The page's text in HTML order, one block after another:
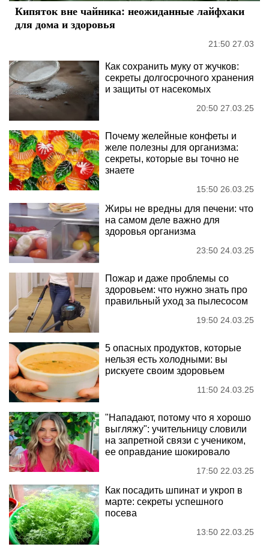
Кипяток вне чайника: неожиданные лайфхаки
для дома и здоровья
21:50 27.03
Как сохранить муку от жучков:
секреты долгосрочного хранения
и защиты от насекомых
20:50 27.03.25
Почему желейные конфеты и
желе полезны для организма:
секреты, которые вы точно не
знаете
15:50 26.03.25
Жиры не вредны для печени: что
на самом деле важно для
здоровья организма
23:50 24.03.25
Пожар и даже проблемы со
здоровьем: что нужно знать про
правильный уход за пылесосом
19:50 24.03.25
5 опасных продуктов, которые
нельзя есть холодными: вы
рискуете своим здоровьем
11:50 24.03.25
"Нападают, потому что я хорошо
выгляжу": учительницу словили
на запретной связи с учеником,
ее оправдание шокировало
17:50 22.03.25
Как посадить шпинат и укроп в
марте: секреты успешного
посева
13:50 22.03.25